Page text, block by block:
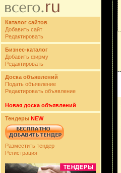
Каталог сайтов
Добавить сайт
Редактировать
Бизнес-каталог
Добавить фирму
Редактировать
Доска объявлений
Подать объявление
Редактировать объявление
Новая доска объявлений
Тендеры NEW
Разместить тендер
Регистрация